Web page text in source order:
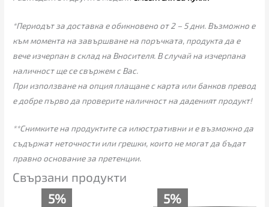
*Периодът за доставка е обикновено от 2 – 5 дни. Възможно е
към момента на завършване на поръчката, продукта да е
вече изчерпан в склад на Вносителя. В случай на изчерпана
наличност ще се свържем с Вас.
При използване на опция плащане с карта или банков превод
е добре първо да проверите наличност на даденият продукт!
**Снимките на продуктите са илюстративни и е възможно да
съдържат неточности или грешки, които не могат да бъдат
правно основание за претенции.
Свързани продукти
5% 5%